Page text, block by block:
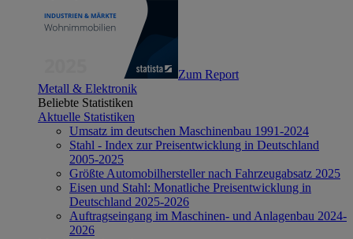
Zum Report
Metall & Elektronik
Beliebte Statistiken
Aktuelle Statistiken
Umsatz im deutschen Maschinenbau 1991-2024
Stahl - Index zur Preisentwicklung in Deutschland
2005-2025
Größte Automobilhersteller nach Fahrzeugabsatz 2025
Eisen und Stahl: Monatliche Preisentwicklung in
Deutschland 2025-2026
Auftragseingang im Maschinen- und Anlagenbau 2024-
2026